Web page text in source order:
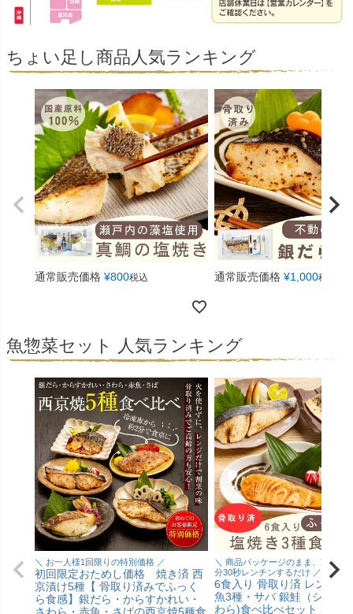
ちょい足し商品人気ランキング
通常販売価格 ¥800税込 通常販売価格 ¥1,000税込
魚惣菜セット 人気ランキング
＼ お一人様1回限りの特別価格 ／
初回限定おためし価格 焼き済 西
京漬け5種【 骨取り済みでふっく
ら食感】銀だら・からすかれい・
＼ 商品パッケージのまま、冷凍状
分30秒レンチンするだけ ／
6食入り 骨取り済 レンジで
魚3種・サバ 銀鮭（シャケ
わら)食べ比べセット 3種6